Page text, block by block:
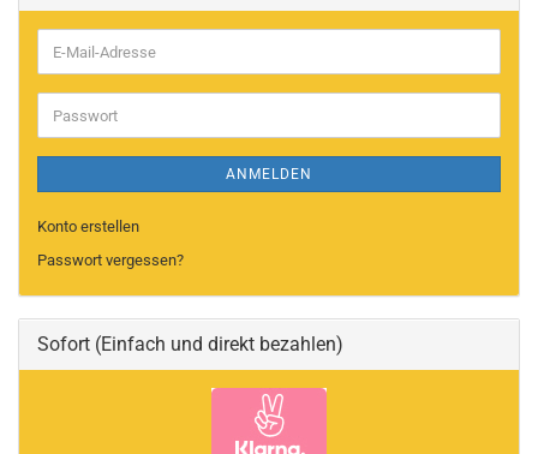
E-
Mail-
Adresse
Passwort
ANMELDEN
Konto erstellen
Passwort vergessen?
Sofort (Einfach und direkt bezahlen)